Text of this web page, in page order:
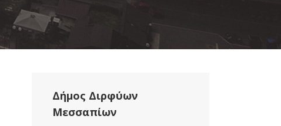
Δήμος Διρφύων
Μεσσαπίων